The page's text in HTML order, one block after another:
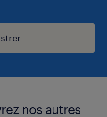
nos autres